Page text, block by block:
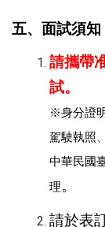
五、面試須知
請攜帶
試。
※身分證
駕駛執照
中華民國
理。
請於表